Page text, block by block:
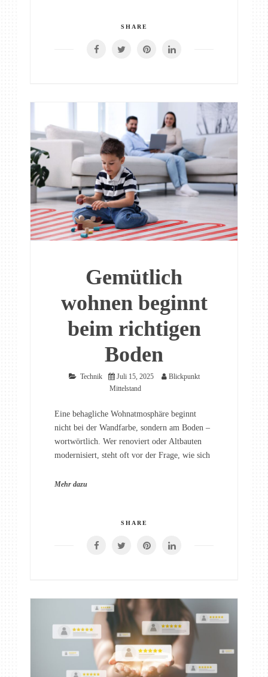
SHARE
Gemütlich
wohnen beginnt
beim richtigen
Boden
Technik Juli 15, 2025
Blickpunkt
Mittelstand
Eine behagliche Wohnatmosphäre beginnt
nicht bei der Wandfarbe, sondern am Boden –
wortwörtlich. Wer renoviert oder Altbauten
modernisiert, steht oft vor der Frage, wie sich
Mehr dazu
SHARE